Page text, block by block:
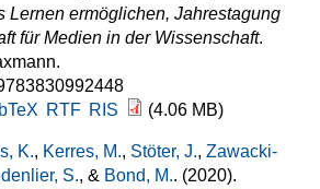
Lernen ermöglichen, Jahrestagung
für Medien in der Wissenschaft.
RTF RIS (4.06 MB)
K., Kerres, M., Stöter, J., Zawacki-
S., & Bond, M.. (2020).